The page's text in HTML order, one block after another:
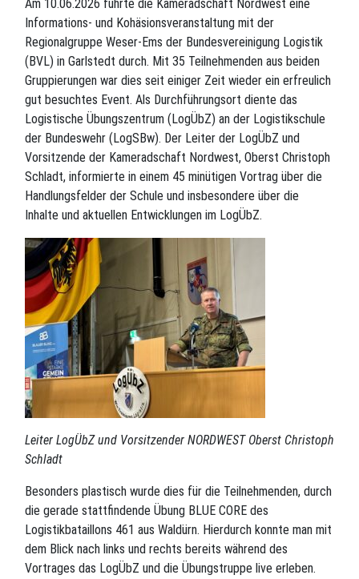
Am 10.06.2026 führte die Kameradschaft Nordwest eine
Informations- und Kohäsionsveranstaltung mit der
Regionalgruppe Weser-Ems der Bundesvereinigung Logistik
(BVL) in Garlstedt durch. Mit 35 Teilnehmenden aus beiden
Gruppierungen war dies seit einiger Zeit wieder ein erfreulich
gut besuchtes Event. Als Durchführungsort diente das
Logistische Übungszentrum (LogÜbZ) an der Logistikschule
der Bundeswehr (LogSBw). Der Leiter der LogÜbZ und
Vorsitzende der Kameradschaft Nordwest, Oberst Christoph
Schladt, informierte in einem 45 minütigen Vortrag über die
Handlungsfelder der Schule und insbesondere über die
Inhalte und aktuellen Entwicklungen im LogÜbZ.
Leiter LogÜbZ und Vorsitzender NORDWEST Oberst Christoph
Schladt
Besonders plastisch wurde dies für die Teilnehmenden, durch
die gerade stattfindende Übung BLUE CORE des
Logistikbataillons 461 aus Waldürn. Hierdurch konnte man mit
dem Blick nach links und rechts bereits während des
Vortrages das LogÜbZ und die Übungstruppe live erleben.